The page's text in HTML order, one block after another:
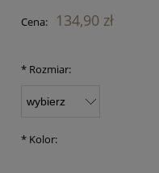
Cena: 134,90 zł
* Rozmiar:
* Kolor: